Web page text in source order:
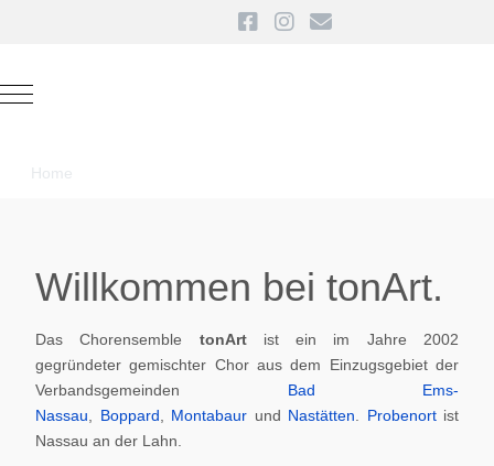
Mobile Menu Toggle
Home
Willkommen bei tonArt.
Das Chorensemble tonArt ist ein im Jahre 2002
gegründeter gemischter Chor aus dem Einzugsgebiet der
Verbandsgemeinden Bad Ems-
Nassau
Boppard Montabaur und Nastätten Probenortist
Nassau an der Lahn.